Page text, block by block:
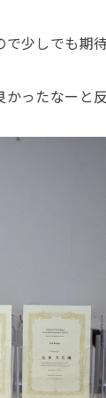
少しでも期
ったなーと